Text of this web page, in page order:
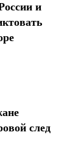
и
след